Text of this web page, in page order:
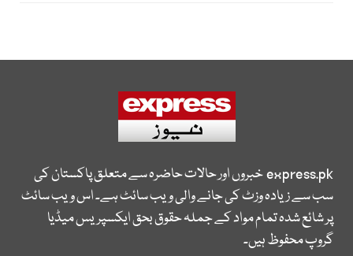
express.pkخبروں اور حالات حاضرہ سے متعلق پاکستان کی
سب سے زیادہ وزٹ کی جانے والی ویب سائٹ ہے۔ اس ویب سائٹ
پر شائع شدہ تمام مواد کے جملہ حقوق بحق ایکسپریس میڈیا
گروپ محفوظ ہیں۔